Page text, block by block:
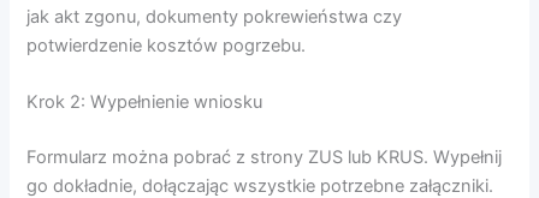
jak akt zgonu, dokumenty pokrewieństwa czy
potwierdzenie kosztów pogrzebu.
Krok 2: Wypełnienie wniosku
Formularz można pobrać z strony ZUS lub KRUS. Wypełnij
go dokładnie, dołączając wszystkie potrzebne załączniki.